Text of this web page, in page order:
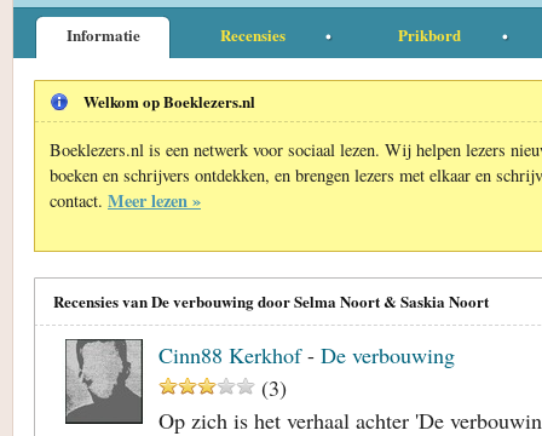
Informatie Recensies Prikbord
Welkom op Boeklezers.nl
Boeklezers.nl is een netwerk voor sociaal lezen. Wij helpen lezers
boeken en schrijvers ontdekken, en brengen lezers met elkaar en
contact. Meer lezen »
Recensies van De verbouwing door Selma Noort & Saskia Noort
Cinn88 Kerkhof- De verbouwing
(3)
Op zich is het verhaal achter 'De